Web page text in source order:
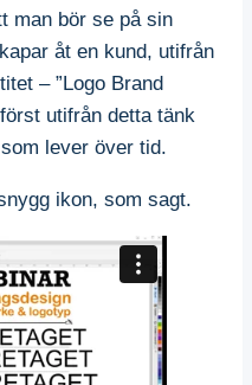
man bör se på sin
åt en kund, utifrån
– ”Logo Brand
utifrån detta tänk
lever över tid.
ikon, som sagt.